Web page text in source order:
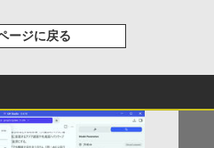
裏でヤニ吸うふたり 9巻 (デジタル
ンガンコミックス)
ージに戻る